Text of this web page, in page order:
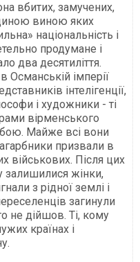
вбитих, замучених,
виною яких
національність і
продумане і
два десятиліття.
Османській імперії
інтелігенції,
і художники - ті
вірменського
Майже всі вони
призвали в
військових. Після цих
залишилися жінки,
з рідної землі і
загинули
не дійшов. Ті, кому
країнах і